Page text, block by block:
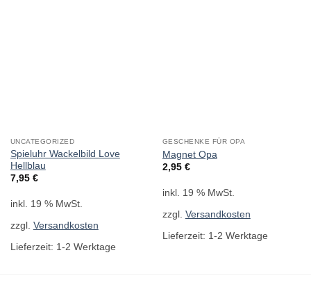
UNCATEGORIZED
Spieluhr Wackelbild Love
Hellblau
7,95 €
inkl. 19 % MwSt.
zzgl. Versandkosten
Lieferzeit: 1-2 Werktage
GESCHENKE FÜR OPA
Magnet Opa
2,95 €
inkl. 19 % MwSt.
zzgl. Versandkosten
Lieferzeit: 1-2 Werktage